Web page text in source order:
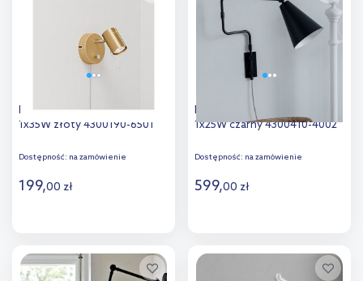
By Rydéns Correct kinkiet
1x35W złoty 4300190-6501
Dostępność: na zamówienie
199,00 zł
Dodaj do
By Rydéns Yukon kinkiet
1x25W czarny 4300410-4002
Dostępność: na zamówienie
599,00 zł